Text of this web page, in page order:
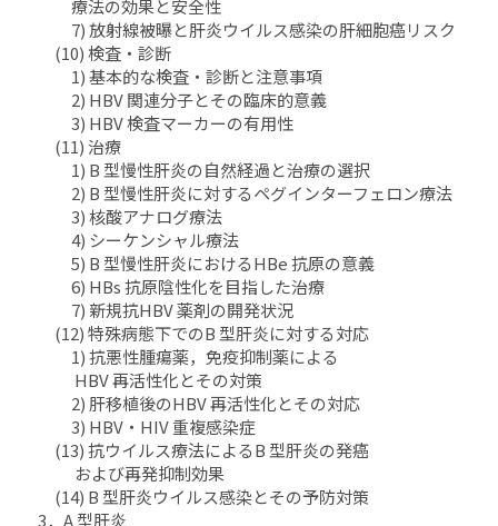
療法の効果と安全性
7) 放射線被曝と肝炎ウイルス感染の肝細胞癌リスク
(10) 検査・診断
1) 基本的な検査・診断と注意事項
2) HBV 関連分子とその臨床的意義
3) HBV 検査マーカーの有用性
(11) 治療
1) B 型慢性肝炎の自然経過と治療の選択
2) B 型慢性肝炎に対するペグインターフェロン療法
3) 核酸アナログ療法
4) シーケンシャル療法
5) B 型慢性肝炎におけるHBe 抗原の意義
6) HBs 抗原陰性化を目指した治療
7) 新規抗HBV 薬剤の開発状況
(12) 特殊病態下でのB 型肝炎に対する対応
1) 抗悪性腫瘍薬，免疫抑制薬による
HBV 再活性化とその対策
2) 肝移植後のHBV 再活性化とその対応
3) HBV・HIV 重複感染症
(13) 抗ウイルス療法によるB 型肝炎の発癌
および再発抑制効果
(14) B 型肝炎ウイルス感染とその予防対策
3．A 型肝炎